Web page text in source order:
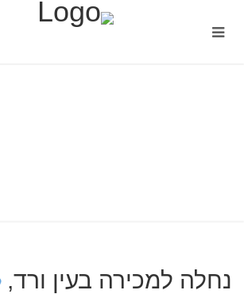
נחלה למכירה בעין ורד,